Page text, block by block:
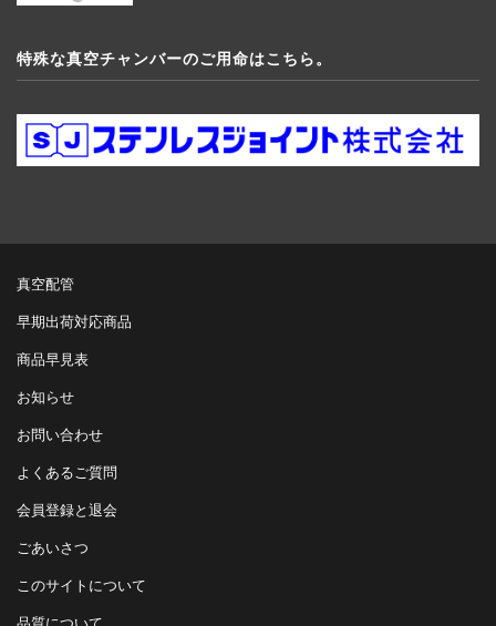
特殊な真空チャンバーのご用命はこちら。
真空配管
早期出荷対応商品
商品早見表
お知らせ
お問い合わせ
よくあるご質問
会員登録と退会
ごあいさつ
このサイトについて